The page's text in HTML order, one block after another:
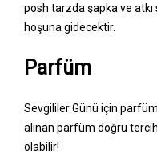
posh tarzda şapka ve atkı
hoşuna gidecektir.
Parfüm
Sevgililer Günü için
alınan parfüm doğru
olabilir!